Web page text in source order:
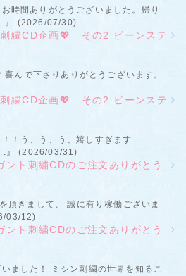
時間ありがとうございました。帰り
』 (2026/07/30)
繍CD企画💖 その2 ビーンステ
んで下さりありがとうございます。
繍CD企画💖 その2 ビーンステ
！う、う、う、嬉しすぎます
』 (2026/03/31)
ト刺繍CDのご注文ありがとう
頂きまして、 誠に有り稼働ございま
03/12)
ト刺繍CDのご注文ありがとう
ました！ ミシン刺繍の世界を知るこ